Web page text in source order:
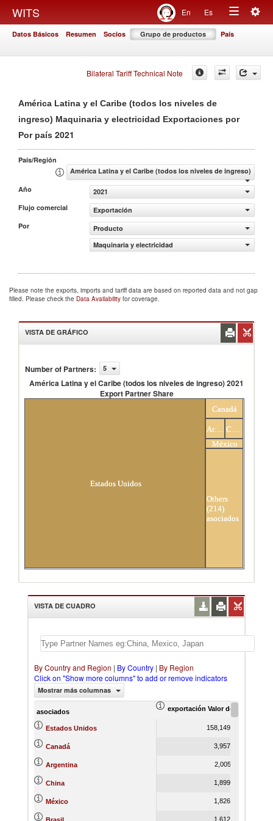
WITS En Es
Toggle
Datos Básicos Resumen Socios Grupo de productos País
Bilateral Tariff Technical Note
América Latina y el Caribe (todos los niveles de
ingreso) Maquinaria y electricidad Exportaciones por
Por país 2021
País/Región
América Latina y el Caribe (todos los niveles de ingreso)
Año
2021
Flujo comercial
Exportación
Por
Producto
Maquinaria y electricidad
Please note the exports, imports and tariff data are based on reported data and not gap
filled. Please check the Data Availability for coverage.
VISTA DE GRÁFICO
Number of Partners: 5
América Latina y el Caribe (todos los niveles de ingreso) 2021
Export Partner Share
América Latina y el Caribe (todos los niveles de
Estados Unidos
Canadá
Argentina
México
Others
(214)
asociados
VISTA DE CUADRO
By Country and Region | By Country | By Region
Click on "Show more columns" to add or remove indicators
Mostrar más columnas
asociados exportación Valor del comercio
Estados Unidos 158,149,969.72
Canadá 3,957,438.19
Argentina 2,005,115.94
China 1,899,636.28
México 1,826,321.07
1,612,786.31